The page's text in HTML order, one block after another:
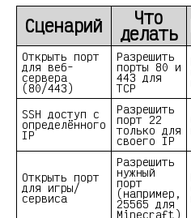
Сценарий Что
делать
Открыть порт
для веб-
сервера
(80/443)
Разрешить
порты 80 и
443 для
TCP
SSH доступ с
определённого
IP
Разрешить
порт 22
только для
своего IP
Открыть порт
для игры/
сервиса
Разрешить
нужный
порт
(например,
25565 для
Minecraft)